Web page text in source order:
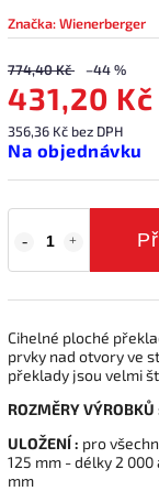
Značka:Wienerberger
774,40 Kč –44 %
431,20 Kč
356,36 Kč bez DPH
Na objednávku
Cihelné ploché
prvky nad otvory ve
překlady jsou velmi
ROZMĚRY VÝROBKŮ
ULOŽENÍ : pro
125 mm - délky 2
mm